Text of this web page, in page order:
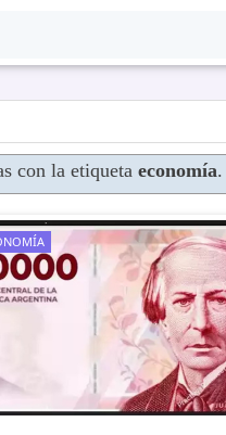
con la etiqueta economía.